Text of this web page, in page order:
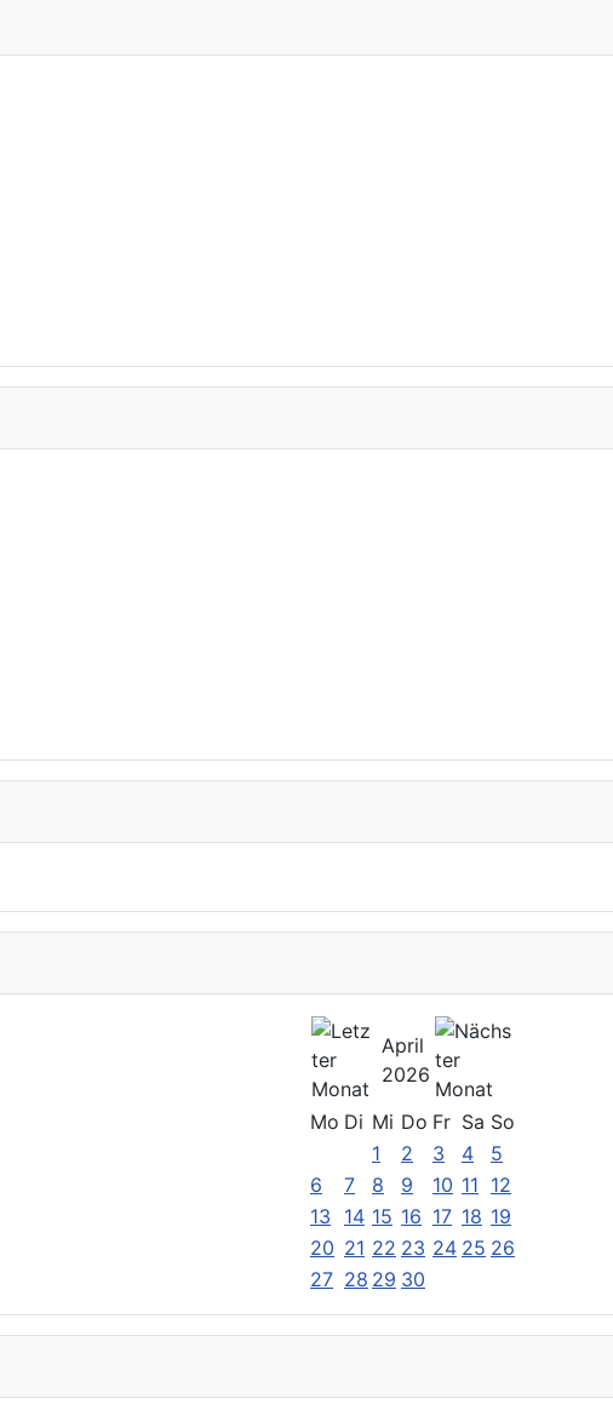
April
2026
Mo Di Mi Do Fr Sa So
1
2 3 4
5
6
7 8 9 10 11 12
13
14 15 16 17 18 19
20 21 22 23 24 25 26
27 28 29 30